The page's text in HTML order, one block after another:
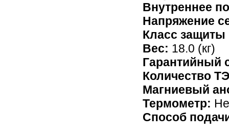
Внутреннее
Напряжение
Класс защиты
Вес: 18.0 (кг)
Гарантийный
Количество
Магниевый
Термометр:
Способ